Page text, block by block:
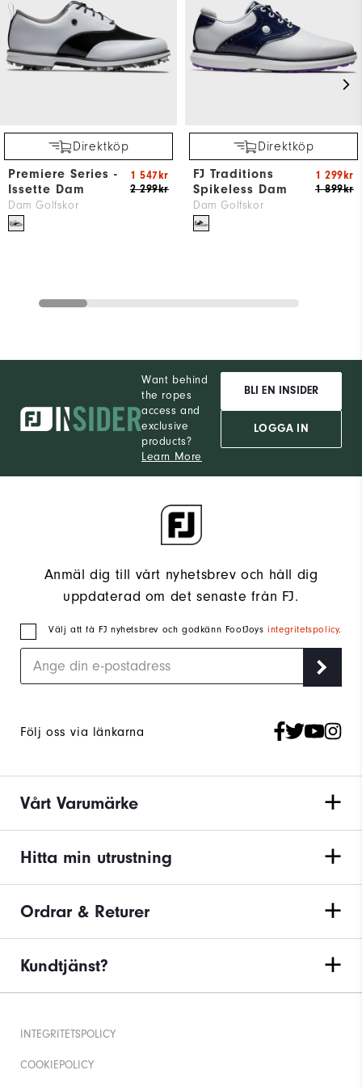
Direktköp
Premiere Series -
Issette Dam
Dam Golfskor
2 299kr
1 547kr
Direktköp
FJ Traditions
Spikeless Dam
Dam Golfskor
1 899kr
1 299kr
Want behind
the ropes
access and
exclusive
products?
Learn More
BLI EN INSIDER
LOGGA IN
Anmäl dig till vårt nyhetsbrev och håll dig
uppdaterad om det senaste från FJ.
Välj att få FJ nyhetsbrev och godkänn FootJoysintegritetspolicy.
Följ oss via länkarna
Vårt Varumärke
Hitta min utrustning
Ordrar & Returer
Kundtjänst?
INTEGRITETSPOLICY
COOKIEPOLICY